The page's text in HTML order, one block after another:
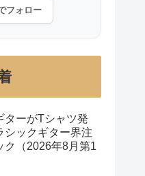
フォロー
ターがTシャツ発
シックギター界注
ク（2026年8月第1